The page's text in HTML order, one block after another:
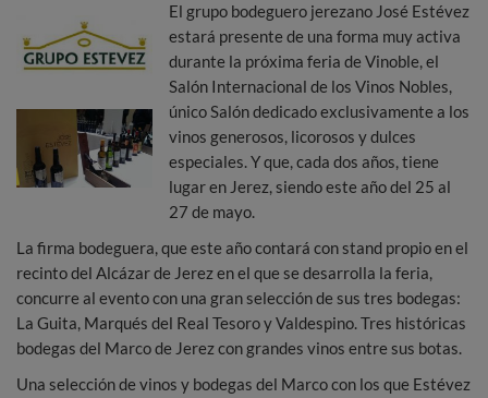
El grupo bodeguero jerezano José Estévez
estará presente de una forma muy activa
durante la próxima feria de Vinoble, el
Salón Internacional de los Vinos Nobles,
único Salón dedicado exclusivamente a los
vinos generosos, licorosos y dulces
especiales. Y que, cada dos años, tiene
lugar en Jerez, siendo este año del 25 al
27 de mayo.
La firma bodeguera, que este año contará con stand propio en el
recinto del Alcázar de Jerez en el que se desarrolla la feria,
concurre al evento con una gran selección de sus tres bodegas:
La Guita, Marqués del Real Tesoro y Valdespino. Tres históricas
bodegas del Marco de Jerez con grandes vinos entre sus botas.
Una selección de vinos y bodegas del Marco con los que Estévez